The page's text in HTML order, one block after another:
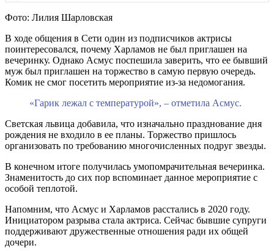
Фото: Лилия Шарловская
В ходе общения в Сети один из подписчиков актрисы
поинтересовался, почему Харламов не был приглашен на
вечеринку. Однако Асмус поспешила заверить, что ее бывший
муж был приглашен на торжество в самую первую очередь.
Комик не смог посетить мероприятие из-за недомогания.
«Гарик лежал с температурой», – отметила Асмус.
Светская львица добавила, что изначально празднование дня
рождения не входило в ее планы. Торжество пришлось
организовать по требованию многочисленных подруг звезды.
В конечном итоге получилась умопомрачительная вечеринка.
Знаменитость до сих пор вспоминает данное мероприятие с
особой теплотой.
Напомним, что Асмус и Харламов расстались в 2020 году.
Инициатором разрыва стала актриса. Сейчас бывшие супруги
поддерживают дружественные отношения ради их общей
дочери.